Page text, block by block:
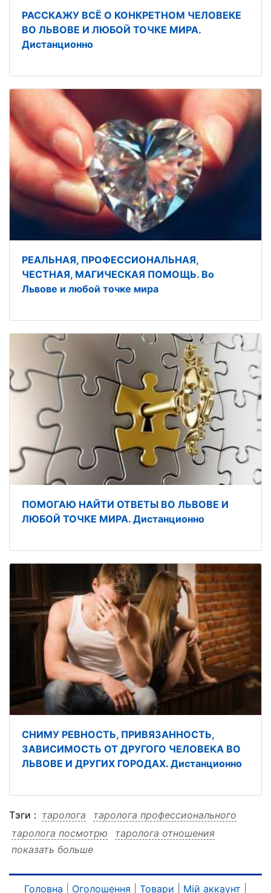
РАССКАЖУ ВСЁ О КОНКРЕТНОМ ЧЕЛОВЕКЕ
ВО ЛЬВОВЕ И ЛЮБОЙ ТОЧКЕ МИРА.
Дистанционно
РЕАЛЬНАЯ, ПРОФЕССИОНАЛЬНАЯ,
ЧЕСТНАЯ, МАГИЧЕСКАЯ ПОМОЩЬ. Во
Львове и любой точке мира
ПОМОГАЮ НАЙТИ ОТВЕТЫ ВО ЛЬВОВЕ И
ЛЮБОЙ ТОЧКЕ МИРА. Дистанционно
СНИМУ РЕВНОСТЬ, ПРИВЯЗАННОСТЬ,
ЗАВИСИМОСТЬ ОТ ДРУГОГО ЧЕЛОВЕКА ВО
ЛЬВОВЕ И ДРУГИХ ГОРОДАХ. Дистанционно
Тэги : таролога
таролога профессионального
таролога посмотрю
таролога отношения
таролога обман
таролога дистанционно профессионального
показать больше
Головна Оголошення Товари Мій аккаунт